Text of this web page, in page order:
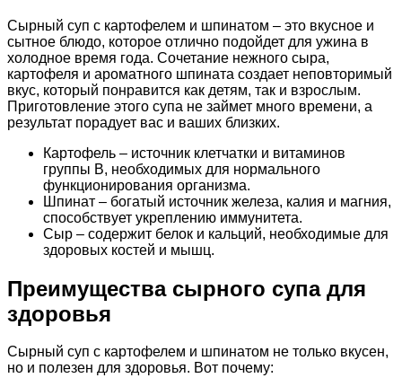
Сырный суп с картофелем и шпинатом – это вкусное и
сытное блюдо, которое отлично подойдет для ужина в
холодное время года. Сочетание нежного сыра,
картофеля и ароматного шпината создает неповторимый
вкус, который понравится как детям, так и взрослым.
Приготовление этого супа не займет много времени, а
результат порадует вас и ваших близких.
Картофель – источник клетчатки и витаминов
группы В, необходимых для нормального
функционирования организма.
Шпинат – богатый источник железа, калия и магния,
способствует укреплению иммунитета.
Сыр – содержит белок и кальций, необходимые для
здоровых костей и мышц.
Преимущества сырного супа для
здоровья
Сырный суп с картофелем и шпинатом не только вкусен,
но и полезен для здоровья. Вот почему: